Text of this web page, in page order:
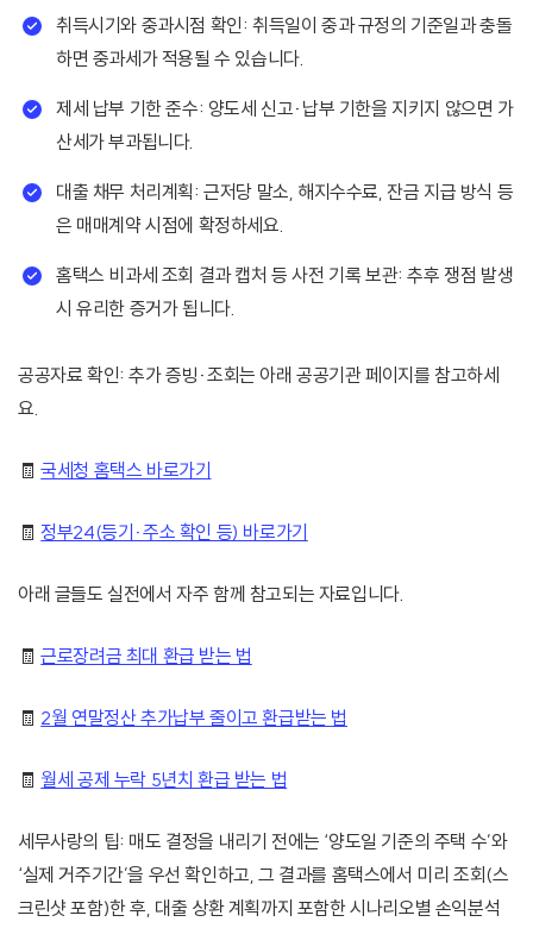
취득시기와 중과시점 확인: 취득일이 중과 규정의 기준일과 충돌
하면 중과세가 적용될 수 있습니다.
제세 납부 기한 준수: 양도세 신고·납부 기한을 지키지 않으면 가
산세가 부과됩니다.
대출 채무 처리계획: 근저당 말소, 해지수수료, 잔금 지급 방식 등
은 매매계약 시점에 확정하세요.
홈택스 비과세 조회 결과 캡처 등 사전 기록 보관: 추후 쟁점 발생
시 유리한 증거가 됩니다.
공공자료 확인: 추가 증빙·조회는 아래 공공기관 페이지를 참고하세
요.
🧾국세청 홈택스 바로가기
🧾정부24(등기·주소 확인 등) 바로가기
아래 글들도 실전에서 자주 함께 참고되는 자료입니다.
🧾근로장려금 최대 환급 받는 법
🧾 2월 연말정산 추가납부 줄이고 환급받는 법
🧾 월세 공제 누락 5년치 환급 받는 법
세무사랑의 팁: 매도 결정을 내리기 전에는 ‘양도일 기준의 주택 수’와
‘실제 거주기간’을 우선 확인하고, 그 결과를 홈택스에서 미리 조회(스
크린샷 포함)한 후, 대출 상환 계획까지 포함한 시나리오별 손익분석